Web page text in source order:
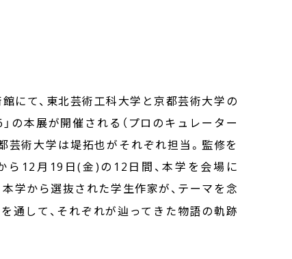
にて、東北芸術工科大学と京都芸術大学の
の本展が開催される（プロのキュレーター
芸術大学は堤拓也がそれぞれ担当。監修を
ら12月19日(金)の12日間、本学を会場に
本学から選抜された学生作家が、テーマを念
通して、それぞれが辿ってきた物語の軌跡